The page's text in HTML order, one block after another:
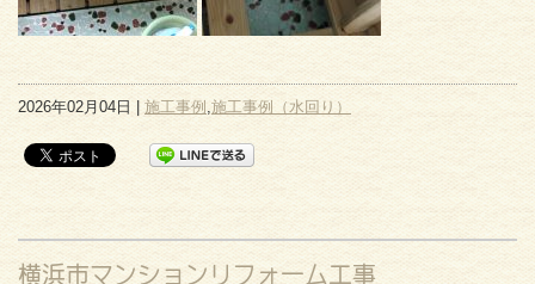
2026年02月04日 |施工事例 ,施工事例（水回り）
横浜市マンションリフォーム工事